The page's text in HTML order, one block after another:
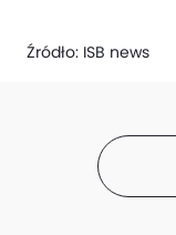
Źródło: ISB news